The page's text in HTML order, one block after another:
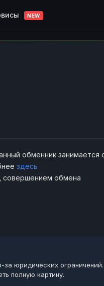
NEW
обменник занимается
здесь
совершением обмена
за юридических
полную картину.